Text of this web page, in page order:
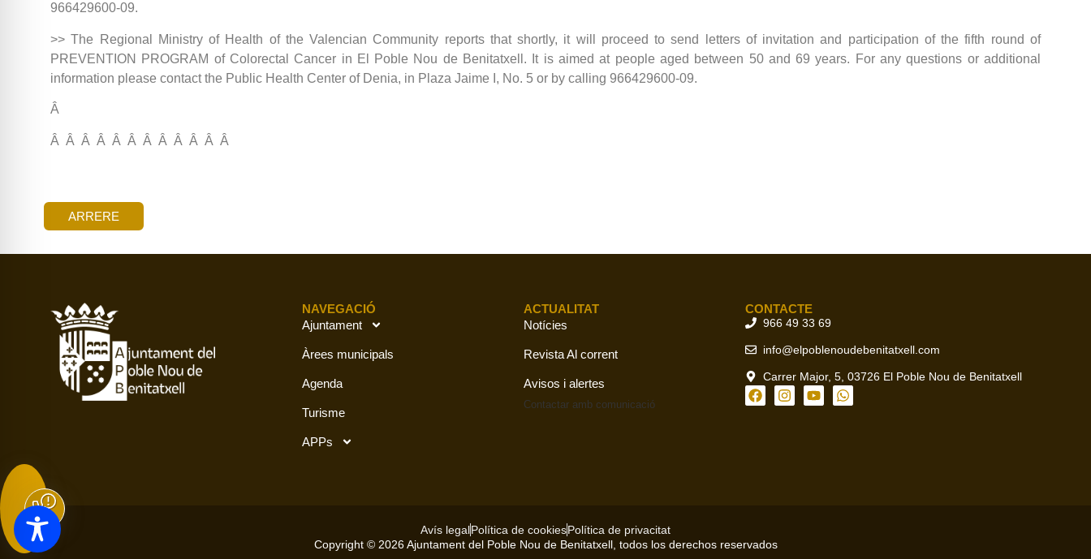
966429600-09.
>> The Regional Ministry of Health of the Valencian Community reports that shortly, it will proceed to send letters of invitation and participation of the fifth round of
PREVENTION PROGRAM of Colorectal Cancer in El Poble Nou de Benitatxell. It is aimed at people aged between 50 and 69 years. For any questions or additional
information please contact the Public Health Center of Denia, in Plaza Jaime I, No. 5 or by calling 966429600-09.
Â
Â Â Â Â Â Â Â Â Â Â Â Â
ARRERE
NAVEGACIÓ
Ajuntament
Àrees municipals
Agenda
Turisme
APPs
ACTUALITAT
Notícies
Revista Al corrent
Avisos i alertes
Contactar amb comunicació
CONTACTE
966 49 33 69
info@elpoblenoudebenitatxell.com
Carrer Major, 5, 03726 El Poble Nou de Benitatxell
Avís legalPolítica de cookiesPolítica de privacitat
Copyright © 2026 Ajuntament del Poble Nou de Benitatxell, todos los derechos reservados